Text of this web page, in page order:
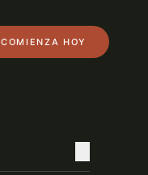
COMIENZA HOY